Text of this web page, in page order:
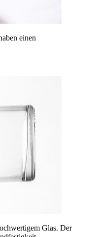
einen
Glas. Der